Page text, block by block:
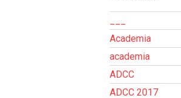
Academia
academia
ADCC
ADCC 2017